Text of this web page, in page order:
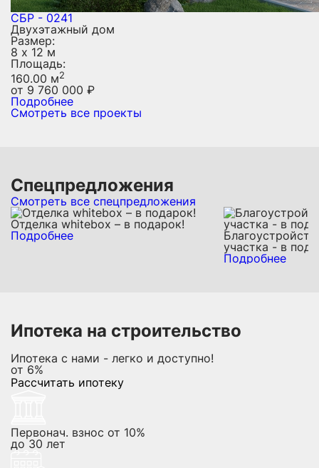
СБР - 0241
Двухэтажный дом
Размер:
8 х 12 м
Площадь:
160.00 м2
от 9 760 000 ₽
Подробнее
Смотреть все проекты
Спецпредложения
Смотреть все спецпредложения
Отделка whitebox – в подарок!
Подробнее
участка - в
Подробнее
Ипотека на строительство
Ипотека с нами - легко и доступно!
от 6%
Рассчитать ипотеку
Первонач. взнос от 10%
до30 лет